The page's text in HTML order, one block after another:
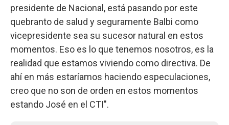
presidente de Nacional, está pasando por este
quebranto de salud y seguramente Balbi como
vicepresidente sea su sucesor natural en estos
momentos. Eso es lo que tenemos nosotros, es la
realidad que estamos viviendo como directiva. De
ahí en más estaríamos haciendo especulaciones,
creo que no son de orden en estos momentos
estando José en el CTI".